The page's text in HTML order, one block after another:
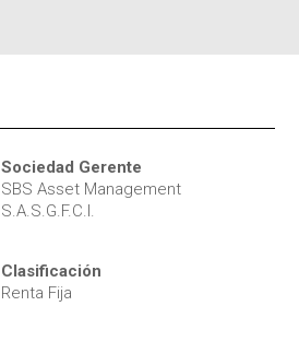
Sociedad Gerente
SBS Asset Management
S.A.S.G.F.C.I.
Clasificación
Renta Fija